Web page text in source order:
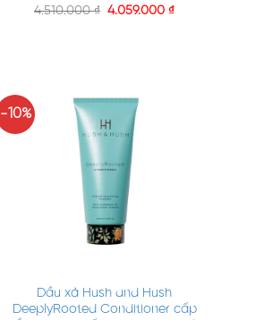
4.510.000₫ 4.059.000₫
-10%
Dầu xả Hush and Hush
DeeplyRooted Conditioner cấp